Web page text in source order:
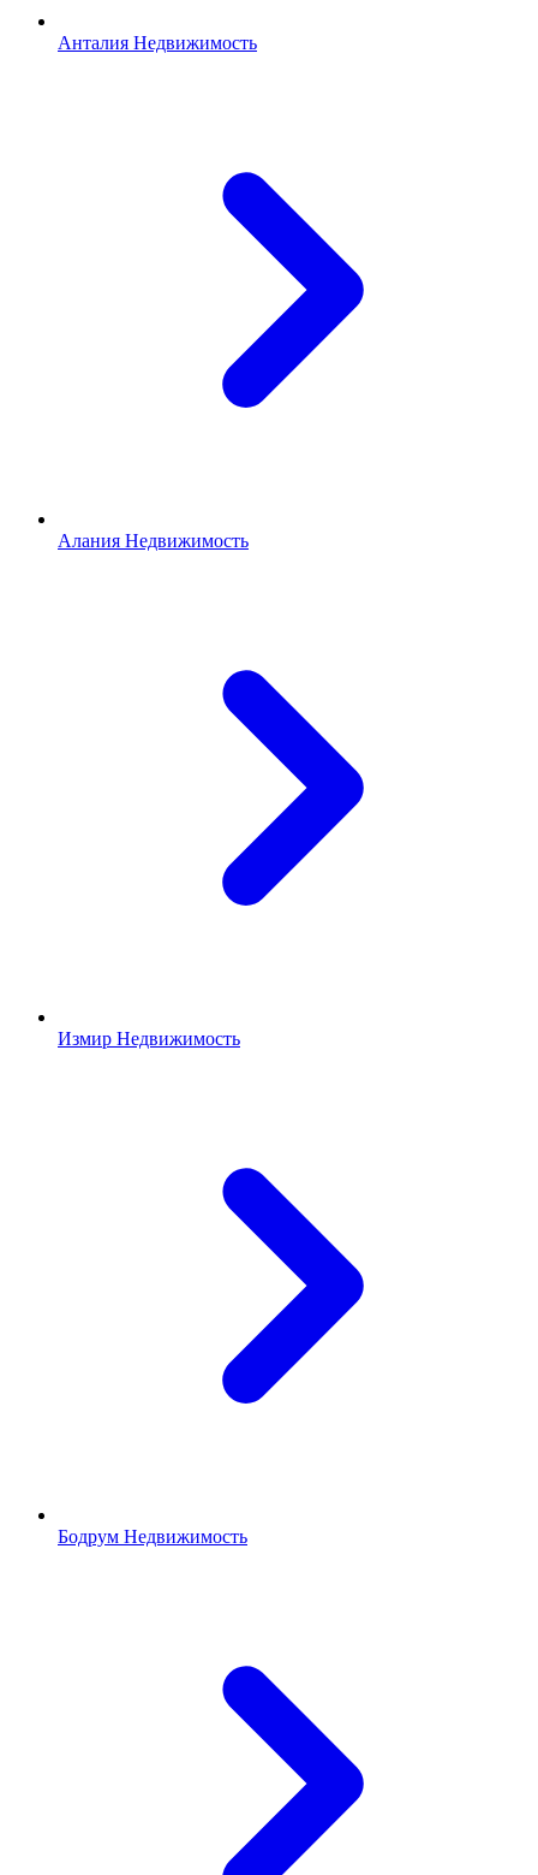
Анталия Недвижимость
Алания Недвижимость
Измир Недвижимость
Бодрум Недвижимость